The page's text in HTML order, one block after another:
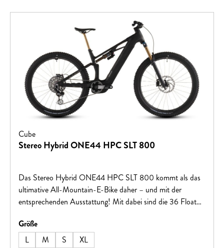
Cube
Stereo Hybrid ONE44 HPC SLT 800
Das Stereo Hybrid ONE44 HPC SLT 800 kommt als das
ultimative All-Mountain-E-Bike daher – und mit der
entsprechenden Ausstattung! Mit dabei sind die 36 Float
Factory Dämpfer mit 140 mm Federweg, beides von Fox.
Außerdem die geschmeidig rollenden Schwalbe Albert 2.5
Größeauswählen
L
M S
XL